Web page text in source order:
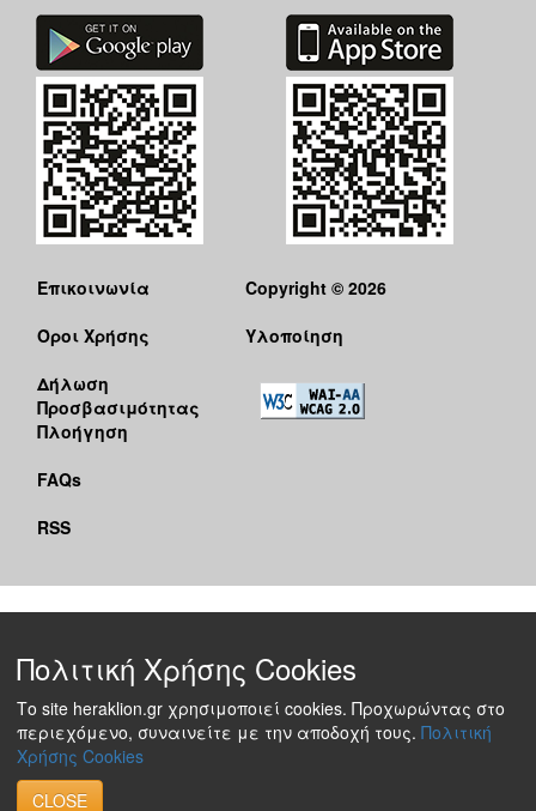
Επικοινωνία
Όροι Χρήσης
Δήλωση
Προσβασιμότητας
Πλοήγηση
FAQs
RSS
Copyright © 2026
Υλοποίηση
Πολιτική Χρήσης Cookies
Το site heraklion.gr χρησιμοποιεί cookies. Προχωρώντας στο
περιεχόμενο, συναινείτε με την αποδοχή τους. Πολιτική
Χρήσης Cookies
CLOSE